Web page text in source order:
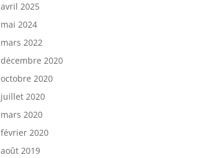
avril 2025
mai 2024
mars 2022
décembre 2020
octobre 2020
juillet 2020
mars 2020
février 2020
août 2019